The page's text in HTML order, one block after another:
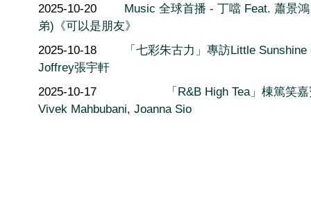
2025-10-20
Music 全球首播 - 丁噹 Feat. 蕭景
弟)《可以是朋友》
2025-10-18
「七彩朱古力」專訪Little Sunshine
Joffrey張宇軒
2025-10-17
「R&B High Tea」棟篤笑
Vivek Mahbubani, Joanna Sio